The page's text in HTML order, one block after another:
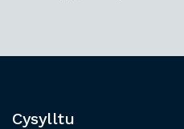
Cysylltu